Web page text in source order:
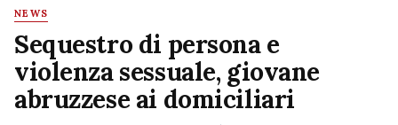
NEWS
Sequestro di persona e
violenza sessuale, giovane
abruzzese ai domiciliari